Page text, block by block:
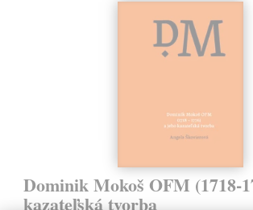
Dominik Mokoš OFM (1718-
kazateľská tvorba